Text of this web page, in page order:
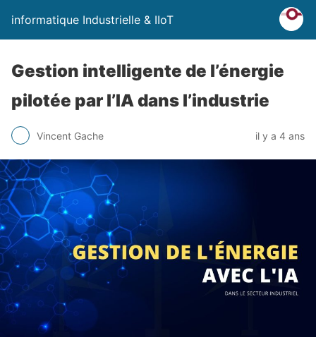
informatique Industrielle & IIoT
Gestion intelligente de l’énergie
pilotée par l’IA dans l’industrie
Vincent Gache il y a 4 ans